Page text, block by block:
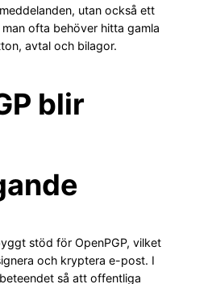
utan också ett
ofta behöver hitta gamla
avtal och bilagor.
blir
stöd för OpenPGP, vilket
och kryptera e-post. I
så att offentliga